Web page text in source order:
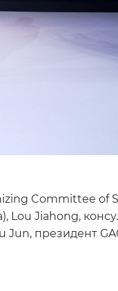
Committee of
Lou Jiahong,
Jun, президент